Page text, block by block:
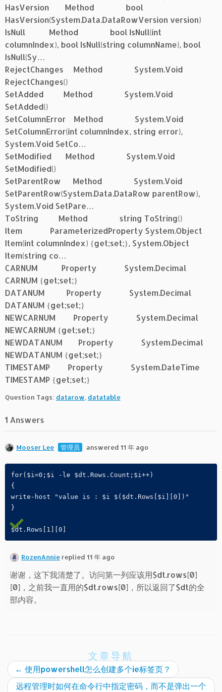
HasVersion Method bool
HasVersion(System.Data.DataRowVersion version)
IsNull Method bool IsNull(int
columnIndex), bool IsNull(string columnName), bool
IsNull(Sy…
RejectChanges Method System.Void
RejectChanges()
SetAdded Method System.Void
SetAdded()
SetColumnError Method System.Void
SetColumnError(int columnIndex, string error),
System.Void SetCo…
SetModified Method System.Void
SetModified()
SetParentRow Method System.Void
SetParentRow(System.Data.DataRow parentRow),
System.Void SetPare…
ToString Method string ToString()
Item ParameterizedProperty System.Object
Item(int columnIndex) {get;set;}, System.Object
Item(string co…
CARNUM Property System.Decimal
CARNUM {get;set;}
DATANUM Property System.Decimal
DATANUM {get;set;}
NEWCARNUM Property System.Decimal
NEWCARNUM {get;set;}
NEWDATANUM Property System.Decimal
NEWDATANUM {get;set;}
TIMESTAMP Property System.DateTime
TIMESTAMP {get;set;}
Question Tags: datarow datatable
1 Answers
Mooser Lee 管理员 answered 11 年 ago
for($i=0;$i -le $dt.Rows.Count;$i++)
{
write-host "value is : $i $($dt.Rows[$i][0])"
}
$dt.Rows[1][0]
RozenAnnie replied 11 年 ago
谢谢，这下我清楚了。访问第一列应该用$dt.rows[0]
[0]，之前我一直用的$dt.rows[0]，所以返回了$dt的全
部内容。
文章导航
← 使用powershell怎么创建多个ie标签页？
远程管理时如何在命令行中指定密码，而不是弹出一个